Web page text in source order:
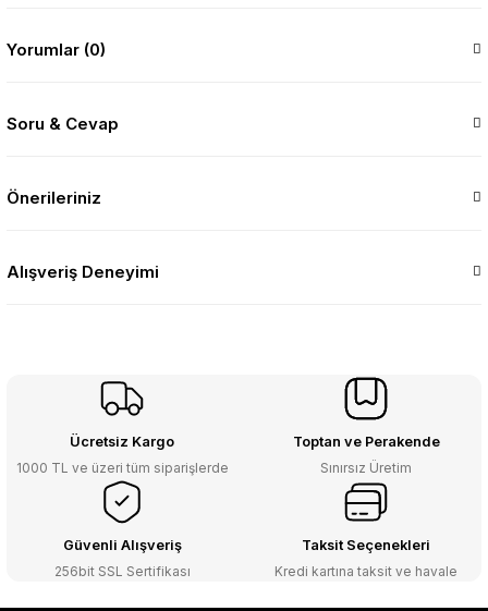
Yorumlar (0)
Soru & Cevap
Önerileriniz
Alışveriş Deneyimi
Ücretsiz Kargo
1000 TL ve üzeri tüm siparişlerde
Toptan ve Perakende
Sınırsız Üretim
Güvenli Alışveriş
256bit SSL Sertifikası
Taksit Seçenekleri
Kredi kartına taksit ve havale